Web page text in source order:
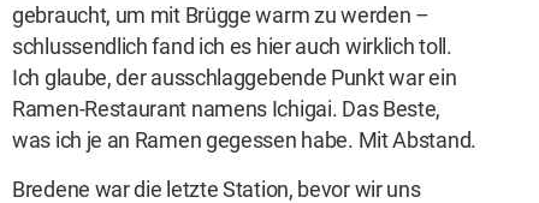
gebraucht, um mit Brügge warm zu werden –
schlussendlich fand ich es hier auch wirklich toll.
Ich glaube, der ausschlaggebende Punkt war ein
Ramen-Restaurant namens Ichigai. Das Beste,
was ich je an Ramen gegessen habe. Mit Abstand.
Bredene war die letzte Station, bevor wir uns